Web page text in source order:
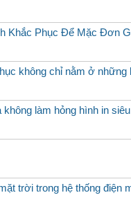
Khắc Phục Để Mặc Đơn
không chỉ nằm ở
làm hỏng hình in
trời trong hệ thống điện